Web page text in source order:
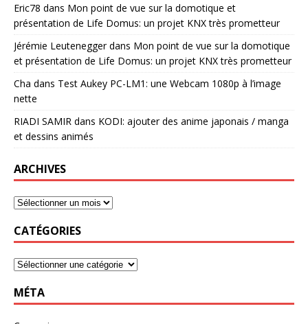
Eric78 dans Mon point de vue sur la domotique et
présentation de Life Domus: un projet KNX très prometteur
Jérémie Leuteneggerdans Mon point de vue sur la domotique
et présentation de Life Domus: un projet KNX très prometteur
Cha dans Test Aukey PC-LM1: une Webcam 1080p à l’image
nette
RIADI SAMIR dans KODI: ajouter des anime japonais / manga
et dessins animés
ARCHIVES
CATÉGORIES
MÉTA